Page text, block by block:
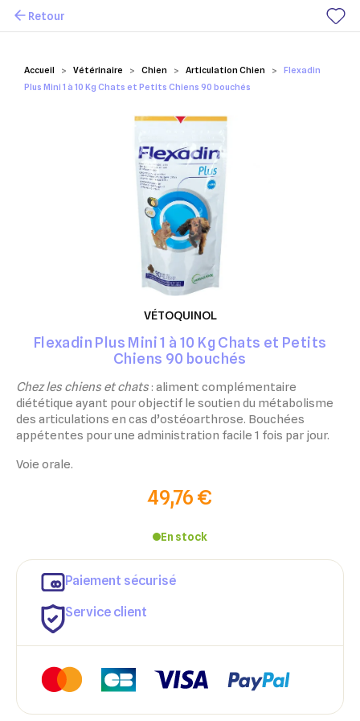
Mes favoris
Accueil Vétérinaire Chien Articulation Chien
Flexadin
Plus Mini 1 à 10 Kg Chats et Petits Chiens 90 bouchés
Retour
VÉTOQUINOL
Flexadin Plus Mini 1 à 10 Kg Chats et Petits
Chiens 90 bouchés
Chez les chiens et chats : aliment complémentaire
diététique ayant pour objectif le soutien du métabolisme
des articulations en cas d’ostéoarthrose. Bouchées
appétentes pour une administration facile 1 fois par jour.
Voie orale.
49,76 €
En stock
Paiement sécurisé
Service client